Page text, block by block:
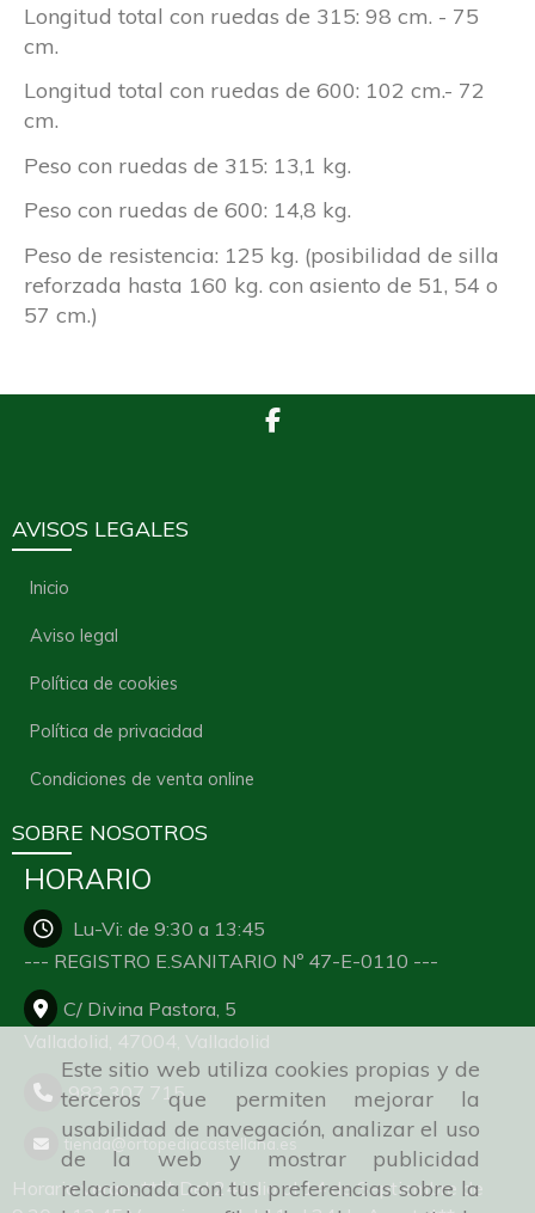
Este sitio web utiliza cookies propias y de
terceros que permiten mejorar la
usabilidad de navegación, analizar el uso
de la web y mostrar publicidad
relacionada con tus preferencias sobre la
Longitud total con ruedas de 315: 98 cm. - 75
cm.
Longitud total con ruedas de 600: 102 cm.- 72
cm.
Peso con ruedas de 315: 13,1 kg.
Peso con ruedas de 600: 14,8 kg.
Peso de resistencia: 125 kg. (posibilidad de silla
reforzada hasta 160 kg. con asiento de 51, 54 o
57 cm.)
AVISOS LEGALES
Inicio
Aviso legal
Política de cookies
Política de privacidad
Condiciones de venta online
SOBRE NOSOTROS
HORARIO
Lu-Vi: de 9:30 a 13:45
--- REGISTRO E.SANITARIO Nº 47-E-0110 ---
C/ Divina Pastora, 5
Valladolid, 47004, Valladolid
983 307 715
tienda ortopediacastellana.es
Horario verano**** Del 24 julio al 14 de Septiembre de